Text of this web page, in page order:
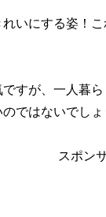
いにする姿！
すが、一人暮
ではないでしょ
スポン